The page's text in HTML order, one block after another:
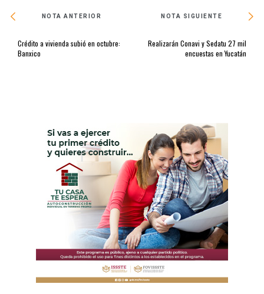
NOTA ANTERIOR
Crédito a vivienda subió en octubre:
Banxico
NOTA SIGUIENTE
Realizarán Conavi y Sedatu 27 mil
encuestas en Yucatán